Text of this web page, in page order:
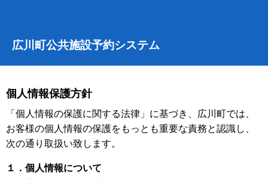
広川町公共施設予約システム
個人情報保護方針
「個人情報の保護に関する法律」に基づき、広川町では、
お客様の個人情報の保護をもっとも重要な責務と認識し、
次の通り取扱い致します。
１．個人情報について